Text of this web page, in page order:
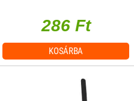
286 Ft
KOSÁRBA